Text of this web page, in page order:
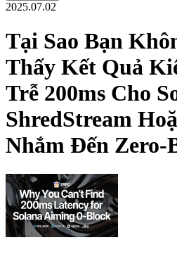
2025.07.02
Tại Sao Bạn
Thấy Kết Quả
Trễ 200ms Cho
ShredStream
Nhắm Đến Zero-